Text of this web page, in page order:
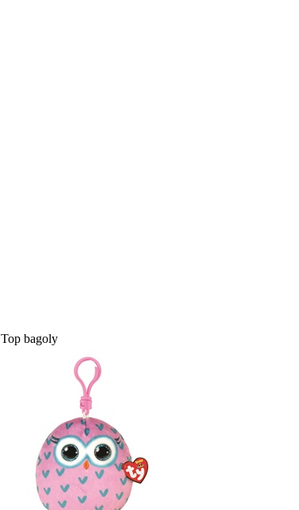
Top bagoly